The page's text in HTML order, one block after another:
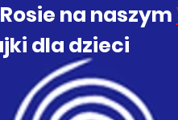
na naszym
dla dzieci